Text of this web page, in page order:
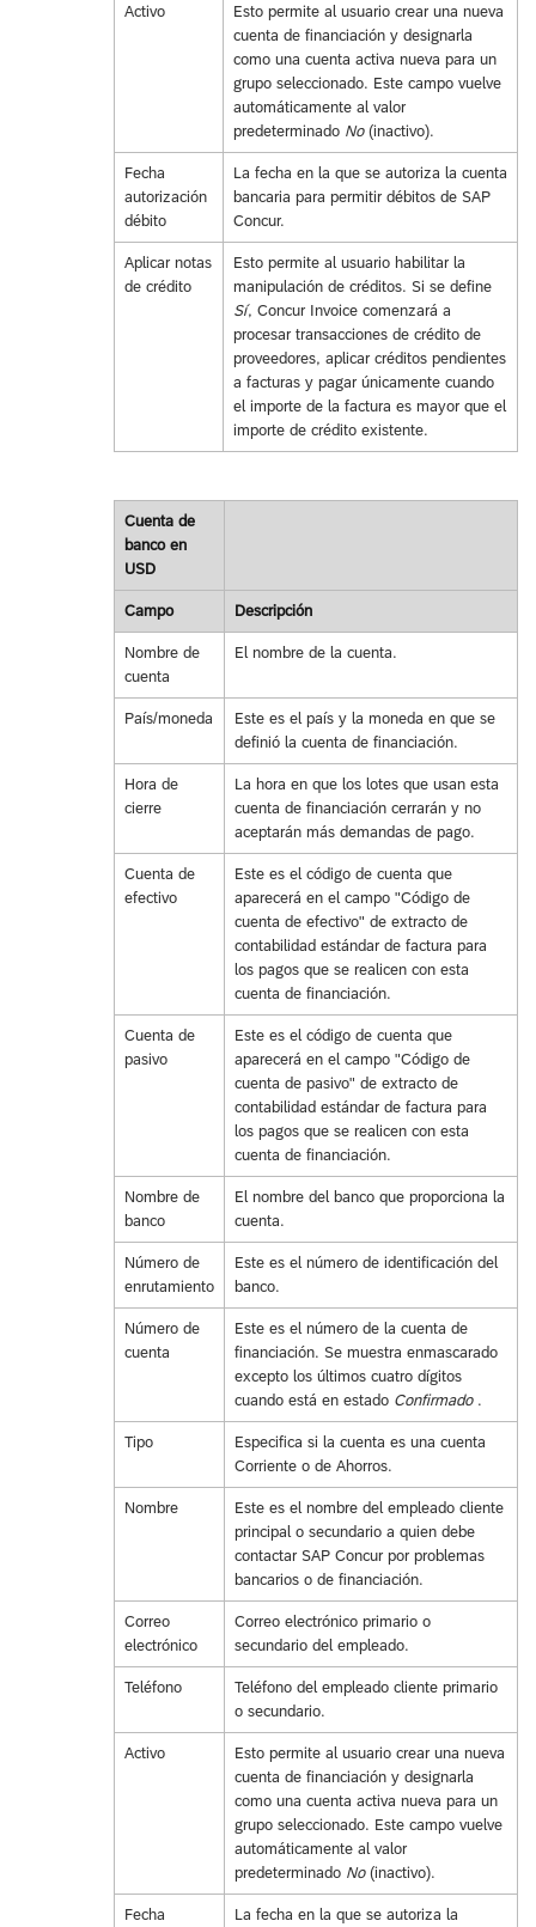
Activo
Esto permite al usuario crear una nueva
cuenta de financiación y designarla
como una cuenta activa nueva para un
grupo seleccionado. Este campo vuelve
automáticamente al valor
predeterminado No(inactivo).
Fecha
autorización
débito
La fecha en la que se autoriza la cuenta
bancaria para permitir débitos de SAP
Concur.
Aplicar notas
de crédito
Esto permite al usuario habilitar la
manipulación de créditos. Si se define
Sí, Concur Invoice comenzará a
procesar transacciones de crédito de
proveedores, aplicar créditos pendientes
a facturas y pagar únicamente cuando
el importe de la factura es mayor que el
importe de crédito existente.
Cuenta de
banco en
USD
Campo Descripción
Nombre de
cuenta
El nombre de la cuenta.
País/moneda
Este es el país y la moneda en que se
definió la cuenta de financiación.
Hora de
cierre
La hora en que los lotes que usan esta
cuenta de financiación cerrarán y no
aceptarán más demandas de pago.
Cuenta de
efectivo
Este es el código de cuenta que
aparecerá en el campo "Código de
cuenta de efectivo" de extracto de
contabilidad estándar de factura para
los pagos que se realicen con esta
cuenta de financiación.
Cuenta de
pasivo
Este es el código de cuenta que
aparecerá en el campo "Código de
cuenta de pasivo" de extracto de
contabilidad estándar de factura para
los pagos que se realicen con esta
cuenta de financiación.
Nombre de
banco
El nombre del banco que proporciona la
cuenta.
Número de
enrutamiento
Este es el número de identificación del
banco.
Número de
cuenta
Este es el número de la cuenta de
financiación. Se muestra enmascarado
excepto los últimos cuatro dígitos
cuando está en estado Confirmado.
Tipo
Especifica si la cuenta es una cuenta
Corriente o de Ahorros.
Nombre
Este es el nombre del empleado cliente
principal o secundario a quien debe
contactar SAP Concur por problemas
bancarios o de financiación.
Correo
electrónico
Correo electrónico primario o
secundario del empleado.
Teléfono
Teléfono del empleado cliente primario
o secundario.
Activo
Esto permite al usuario crear una nueva
cuenta de financiación y designarla
como una cuenta activa nueva para un
grupo seleccionado. Este campo vuelve
automáticamente al valor
predeterminado No(inactivo).
Fecha
La fecha en la que se autoriza la